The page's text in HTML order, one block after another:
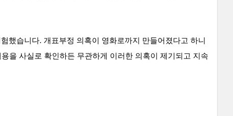
했습니다. 개표부정 의혹이 영화로까지 만들어졌다고 하니
을 사실로 확인하든 무관하게 이러한 의혹이 제기되고 지속